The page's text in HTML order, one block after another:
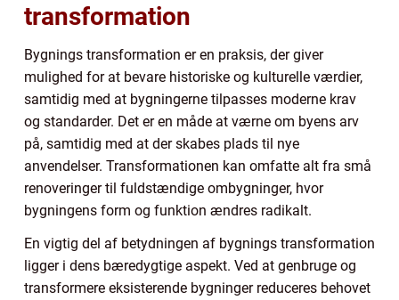
transformation
Bygnings transformation er en praksis, der giver
mulighed for at bevare historiske og kulturelle værdier,
samtidig med at bygningerne tilpasses moderne krav
og standarder. Det er en måde at værne om byens arv
på, samtidig med at der skabes plads til nye
anvendelser. Transformationen kan omfatte alt fra små
renoveringer til fuldstændige ombygninger, hvor
bygningens form og funktion ændres radikalt.
En vigtig del af betydningen af bygnings transformation
ligger i dens bæredygtige aspekt. Ved at genbruge og
transformere eksisterende bygninger reduceres behovet